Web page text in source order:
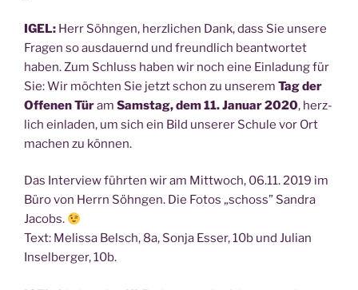
IGEL: Herr Söhn­gen, herz­li­chen Dank, dass Sie unse­re
Fra­gen so aus­dau­ernd und freund­lich beant­wor­tet
haben. Zum Schluss haben wir noch eine Ein­la­dung für
Sie: Wir möch­ten Sie jetzt schon zu unse­rem Tag der
Offe­nen Türam Sams­tag, dem 11. Janu­ar 2020, herz­
lich ein­la­den, um sich ein Bild unse­rer Schu­le vor Ort
machen zu können.
Das Inter­view führ­ten wir am Mitt­woch, 06.11. 2019 im
Büro von Herrn Söhn­gen. Die Fotos „schoss” San­dra
Jacobs.
Text: Melis­sa Belsch, 8a, Son­ja Esser, 10b und Juli­an
Insel­ber­ger, 10b.